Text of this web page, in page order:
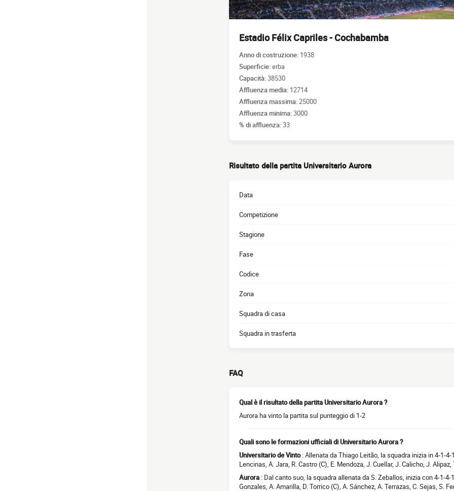
Estadio Félix Capriles - Cochabamba
Anno di costruzione: 1938
Superficie:erba
Capacità:38530
Affluenza media: 12714
Affluenza massima:25000
Affluenza minima:3000
% di affluenza:33
Risultato della partita Universitario Aurora
Data
Competizione
Stagione
Fase
Codice
Zona
Squadra di casa
Squadra in trasferta
FAQ
Qual è il risultato della partita Universitario Aurora ?
Aurora ha vinto la partita sul punteggio di 1-2
Quali sono le formazioni ufficiali di Universitario Aurora ?
Universitario de Vinto: Allenata da Thiago Leitão, la squadra inizia in 4-1-4-
Lencinas, A. Jara, R. Castro (C), E. Mendoza, J. Cuellar, J. Calicho, J. Alipaz,
Aurora : Dal canto suo, la squadra allenata da S. Zeballos, inizia con 4-1-4-
Gonzales, A. Amarilla, D. Torrico (C), A. Sánchez, A. Terrazas, C. Sejas, S.